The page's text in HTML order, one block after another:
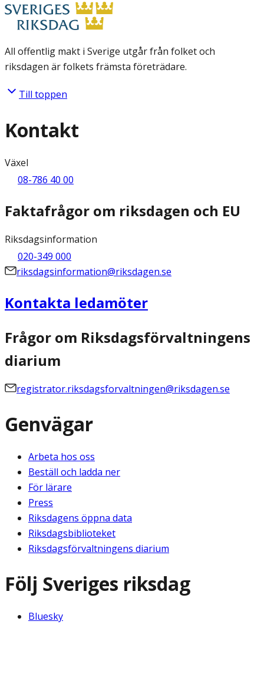
All offentlig makt i Sverige utgår från folket och
riksdagen är folkets främsta företrädare.
Till toppen
Kontakt
Växel
08-786 40 00
Faktafrågor om riksdagen och EU
Riksdagsinformation
020-349 000
riksdagsinformation@riksdagen.se
Kontakta ledamöter
Frågor om Riksdagsförvaltningens
diarium
registrator.riksdagsforvaltningen@riksdagen.se
Genvägar
Arbeta hos oss
Beställ och ladda ner
För lärare
Press
Riksdagens öppna data
Riksdagsbiblioteket
Riksdagsförvaltningens diarium
Följ Sveriges riksdag
Bluesky